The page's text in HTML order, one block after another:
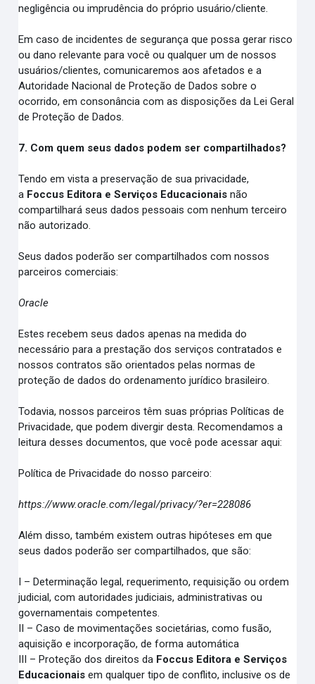
negligência ou imprudência do próprio usuário/cliente.
Em caso de incidentes de segurança que possa gerar risco
ou dano relevante para você ou qualquer um de nossos
usuários/clientes, comunicaremos aos afetados e a
Autoridade Nacional de Proteção de Dados sobre o
ocorrido, em consonância com as disposições da Lei Geral
de Proteção de Dados.
7. Com quem seus dados podem ser compartilhados?
Tendo em vista a preservação de sua privacidade,
a Foccus Editora e Serviços Educacionais não
compartilhará seus dados pessoais com nenhum terceiro
não autorizado.
Seus dados poderão ser compartilhados com nossos
parceiros comerciais:
Oracle
Estes recebem seus dados apenas na medida do
necessário para a prestação dos serviços contratados e
nossos contratos são orientados pelas normas de
proteção de dados do ordenamento jurídico brasileiro.
Todavia, nossos parceiros têm suas próprias Políticas de
Privacidade, que podem divergir desta. Recomendamos a
leitura desses documentos, que você pode acessar aqui:
Política de Privacidade do nosso parceiro:
https://www.oracle.com/legal/privacy/?er=228086
Além disso, também existem outras hipóteses em que
seus dados poderão ser compartilhados, que são:
I – Determinação legal, requerimento, requisição ou ordem
judicial, com autoridades judiciais, administrativas ou
governamentais competentes.
II – Caso de movimentações societárias, como fusão,
aquisição e incorporação, de forma automática
III – Proteção dos direitos da Foccus Editora e Serviços
Educacionais em qualquer tipo de conflito, inclusive os de